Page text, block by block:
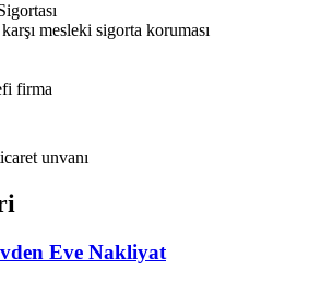
mesleki sigorta koruması
firma
unvanı
Eve Nakliyat